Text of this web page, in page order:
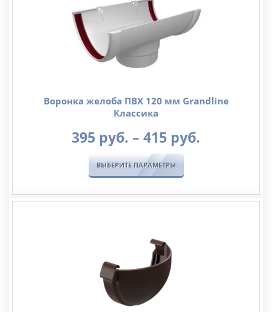
Воронка желоба ПВХ 120 мм Grandline
Классика
395 руб. – 415 руб.
–
ВЫБЕРИТЕ ПАРАМЕТРЫ